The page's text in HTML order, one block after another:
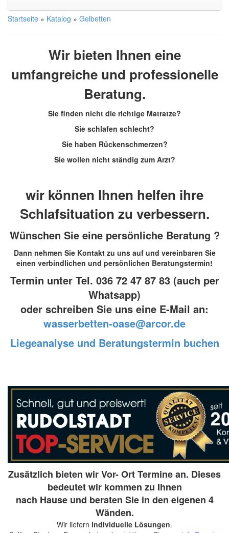
Startseite » Katalog » Gelbetten
Wir bieten Ihnen eine
umfangreiche und professionelle
Beratung.
Sie finden nicht die richtige Matratze?
Sie schlafen schlecht?
Sie haben Rückenschmerzen?
Sie wollen nicht ständig zum Arzt?
wir können Ihnen helfen ihre
Schlafsituation zu verbessern.
Wünschen Sie eine persönliche Beratung ?
Dann nehmen Sie Kontakt zu uns auf und vereinbaren Sie
einen verbindlichen und persönlichen Beratungstermin!
Termin unter Tel. 036 72 47 87 83 (auch per
Whatsapp)
oder schreiben Sie uns eine E-Mail an:
wasserbetten-oase@arcor.de
Liegeanalyse und Beratungstermin buchen
Zusätzlich bieten wir Vor- Ort Termine an. Dieses
bedeutet wir kommen zu Ihnen
nach Hause und beraten Sie in den eigenen 4
Wänden.
Wir liefern individuelle Lösungen.